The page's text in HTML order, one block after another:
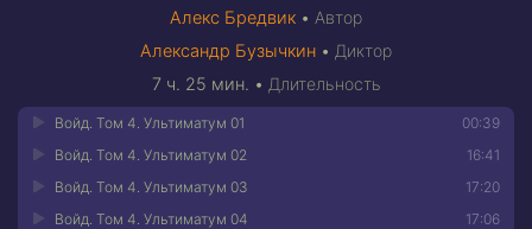
Алекс Бредвик • Автор
Александр Бузычкин • Диктор
7 ч. 25 мин. • Длительность
00:39
Войд. Том 4. Ультиматум 01
16:41
Войд. Том 4. Ультиматум 02
17:20
Войд. Том 4. Ультиматум 03
17:06
Войд. Том 4. Ультиматум 04